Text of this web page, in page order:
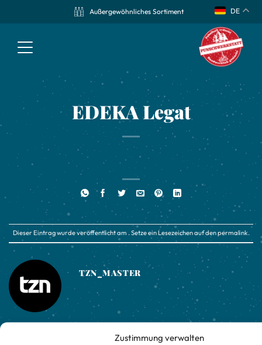
Zustimmung verwalten
Außergewöhnliches Sortiment DE
EDEKA Legat
Dieser Eintrag wurde veröffentlicht am . Setze ein Lesezeichen auf denpermalink.
TZN_MASTER